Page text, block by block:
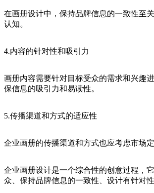
在画册设计中，保持品牌信息的一致性至
认知。
4.内容的针对性和吸引力
画册内容需要针对目标受众的需求和兴趣
保信息的吸引力和易读性。
5.传播渠道和方式的适应性
企业画册的传播渠道和方式也应考虑市场
企业画册设计是一个综合性的创意过程，
众、保持品牌信息的一致性、设计有针对